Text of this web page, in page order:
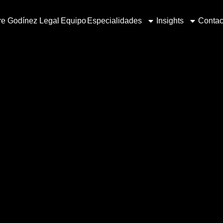
Godínez Legal Equipo Especialidades Insights